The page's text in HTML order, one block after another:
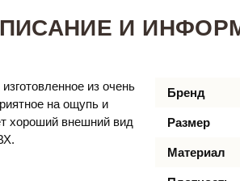
И
изготовленное из очень
на ощупь и
хороший внешний вид
Бренд
Размер
Материал